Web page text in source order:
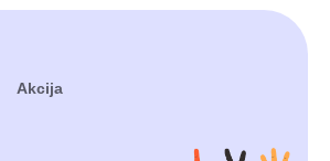
Akcija